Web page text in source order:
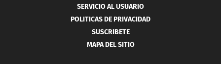
SERVICIO AL USUARIO
POLITICAS DE PRIVACIDAD
SUSCRIBETE
MAPA DEL SITIO